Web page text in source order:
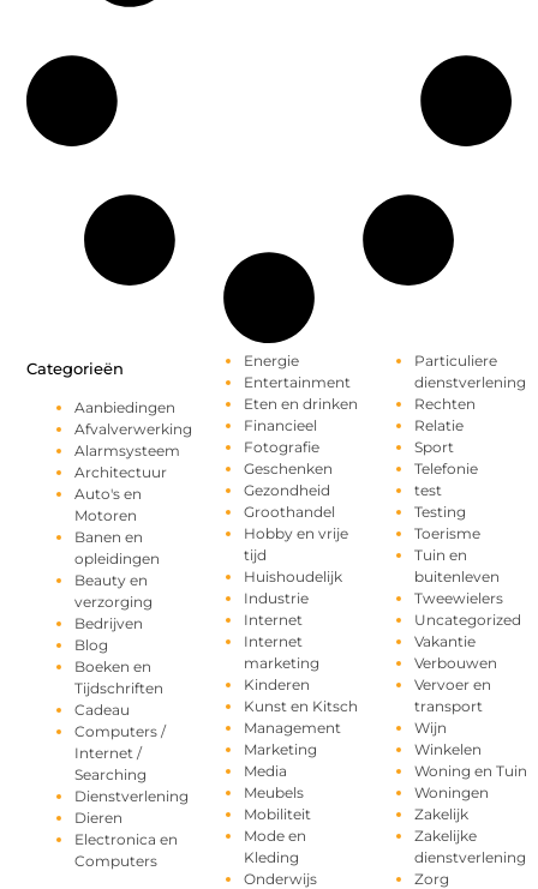
Categorieën
Aanbiedingen
Afvalverwerking
Alarmsysteem
Architectuur
Auto's en
Motoren
Banen en
opleidingen
Beauty en
verzorging
Bedrijven
Blog
Boeken en
Tijdschriften
Cadeau
Computers /
Internet /
Searching
Dienstverlening
Dieren
Electronica en
Computers
Energie
Entertainment
Eten en drinken
Financieel
Fotografie
Geschenken
Gezondheid
Groothandel
Hobby en vrije
tijd
Huishoudelijk
Industrie
Internet
Internet
marketing
Kinderen
Kunst en Kitsch
Management
Marketing
Media
Meubels
Mobiliteit
Mode en
Kleding
Onderwijs
Particuliere
dienstverlening
Rechten
Relatie
Sport
Telefonie
test
Testing
Toerisme
Tuin en
buitenleven
Tweewielers
Uncategorized
Vakantie
Verbouwen
Vervoer en
transport
Wijn
Winkelen
Woning en Tuin
Woningen
Zakelijk
Zakelijke
dienstverlening
Zorg